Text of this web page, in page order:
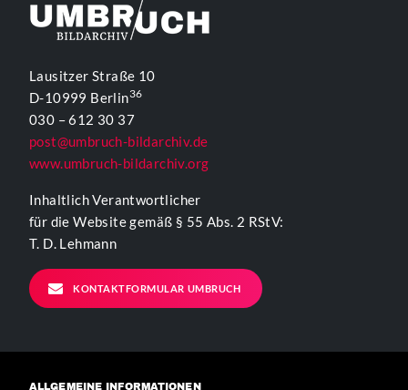
Lausitzer Straße 10
D-10999 Berlin36
030 – 612 30 37
post@umbruch-bildarchiv.de
www.umbruch-bildarchiv.org
Inhaltlich Verantwortlicher
für die Website gemäß § 55 Abs. 2 RStV:
T. D. Lehmann
KONTAKTFORMULAR UMBRUCH
ALLGEMEINE INFORMATIONEN